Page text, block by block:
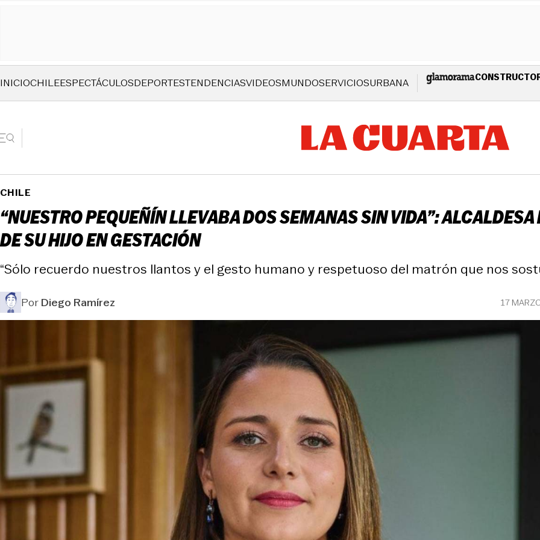
INICIOCHILEESPECTÁCULOSDEPORTESTENDENCIASVIDEOSMUNDOSERVICIOSURBANA
CHILE
“NUESTRO PEQUEÑÍN LLEVABA DOS SEMANAS SIN VIDA”:
DE SU HIJO EN GESTACIÓN
“Sólo recuerdo nuestros llantos y el gesto humano y respetuoso del matrón que nos
PorDiego Ramírez 17